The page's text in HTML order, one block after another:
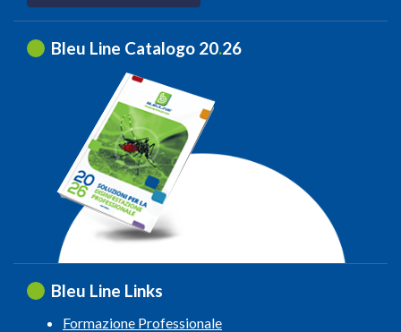
Bleu Line Catalogo 20.26
Bleu Line Links
Formazione Professionale